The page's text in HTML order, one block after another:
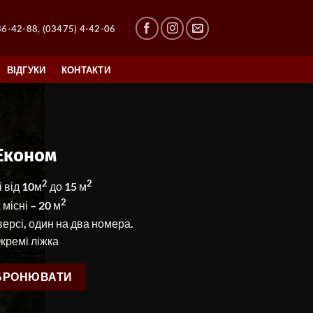
42-88, (03475) 4-42-06
ВІДГУКИ КОНТАКТИ
від 10м2 до 15 м2
– 20 м2
один на два номера.
ліжка